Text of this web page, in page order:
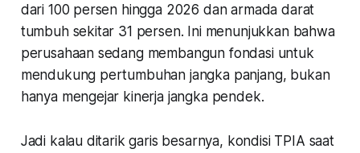
dari 100 persen hingga 2026 dan armada darat
tumbuh sekitar 31 persen. Ini menunjukkan bahwa
perusahaan sedang membangun fondasi untuk
mendukung pertumbuhan jangka panjang, bukan
hanya mengejar kinerja jangka pendek.
Jadi kalau ditarik garis besarnya, kondisi TPIA saat